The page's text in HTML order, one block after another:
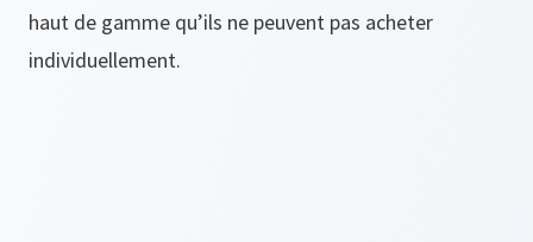
haut de gamme qu’ils ne peuvent pas acheter
individuellement.